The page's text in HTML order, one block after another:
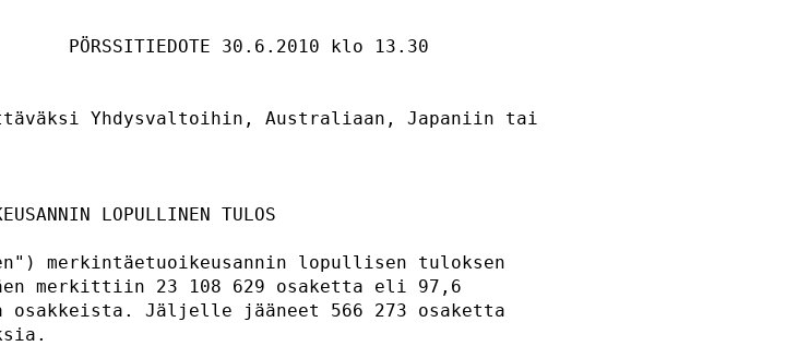
PÖRSSITIEDOTE 30.6.2010 klo 13.30
Yhdysvaltoihin, Australiaan, Japaniin tai
LOPULLINEN TULOS
merkintäetuoikeusannin lopullisen tuloksen
merkittiin 23 108 629 osaketta eli 97,6
Jäljelle jääneet 566 273 osaketta
merkintäoikeuksia.